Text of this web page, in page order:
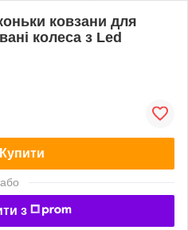
ковзани для
колеса з Led
Купити
або
з